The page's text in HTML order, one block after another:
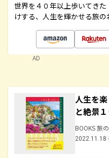
世界を４０年以上歩いてき
けする、人生を輝かせる旅
AD
人生を
と絶景
BOOKS 旅
2022.11.18